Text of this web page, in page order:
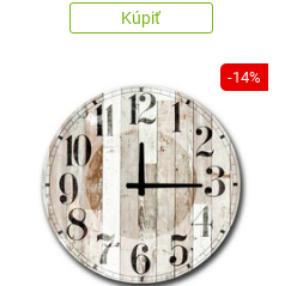
Kúpiť
-14%